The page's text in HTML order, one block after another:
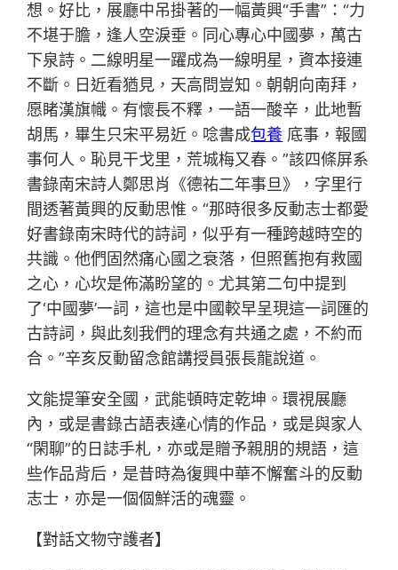
想。好比，展廳中吊掛著的一幅黃興“手書”：“力
不堪于膽，逢人空淚垂。同心專心中國夢，萬古
下泉詩。二線明星一躍成為一線明星，資本接連
不斷。日近看猶見，天高問豈知。朝朝向南拜，
愿睹漢旗幟。有懷長不釋，一語一酸辛，此地暫
胡馬，畢生只宋平易近。唸書成包養 底事，報國
事何人。恥見干戈里，荒城梅又春。”該四條屏系
書錄南宋詩人鄭思肖《德祐二年事旦》，字里行
間透著黃興的反動思惟。“那時很多反動志士都愛
好書錄南宋時代的詩詞，似乎有一種跨越時空的
共識。他們固然痛心國之衰落，但照舊抱有救國
之心，心坎是佈滿盼望的。尤其第二句中提到
了‘中國夢’一詞，這也是中國較早呈現這一詞匯的
古詩詞，與此刻我們的理念有共通之處，不約而
合。”辛亥反動留念館講授員張長龍說道。
文能提筆安全國，武能頓時定乾坤。環視展廳
內，或是書錄古語表達心情的作品，或是與家人
“閑聊”的日誌手札，亦或是贈予親朋的規語，這
些作品背后，是昔時為復興中華不懈奮斗的反動
志士，亦是一個個鮮活的魂靈。
【對話文物守護者】